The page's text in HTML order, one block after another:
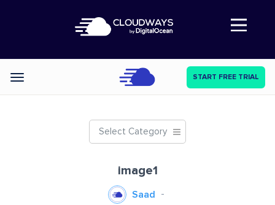
Abre a navegação
Categories START FREE TRIAL
Select Category
image1
Saad